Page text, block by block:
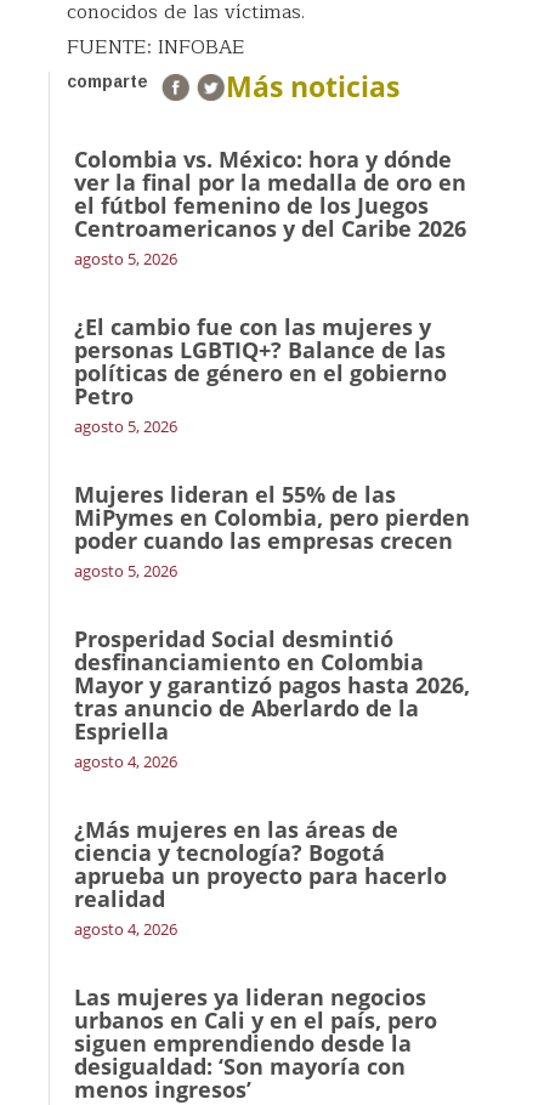
conocidos de las víctimas.
FUENTE: INFOBAE
comparte Más noticias
Colombia vs. México: hora y dónde
ver la final por la medalla de oro en
el fútbol femenino de los Juegos
Centroamericanos y del Caribe 2026
agosto 5, 2026
¿El cambio fue con las mujeres y
personas LGBTIQ+? Balance de las
políticas de género en el gobierno
Petro
agosto 5, 2026
Mujeres lideran el 55% de las
MiPymes en Colombia, pero pierden
poder cuando las empresas crecen
agosto 5, 2026
Prosperidad Social desmintió
desfinanciamiento en Colombia
Mayor y garantizó pagos hasta 2026,
tras anuncio de Aberlardo de la
Espriella
agosto 4, 2026
¿Más mujeres en las áreas de
ciencia y tecnología? Bogotá
aprueba un proyecto para hacerlo
realidad
agosto 4, 2026
Las mujeres ya lideran negocios
urbanos en Cali y en el país, pero
siguen emprendiendo desde la
desigualdad: ‘Son mayoría con
menos ingresos’